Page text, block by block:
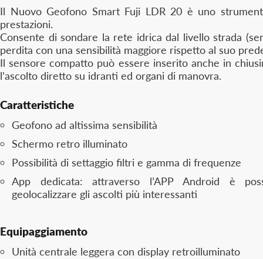
Il Nuovo Geofono Smart Fuji LDR 20 è uno
prestazioni.
Consente di sondare la rete idrica dal livello strada
perdita con una sensibilità maggiore rispetto al suo
Il sensore compatto può essere inserito anche in
l’ascolto diretto su idranti ed organi di manovra.
Caratteristiche
Geofono ad altissima sensibilità
Schermo retro illuminato
Possibilità di settaggio filtri e gamma di frequenze
App dedicata: attraverso l’APP Android è
geolocalizzare gli ascolti più interessanti
Equipaggiamento
Unità centrale leggera con display retroilluminato